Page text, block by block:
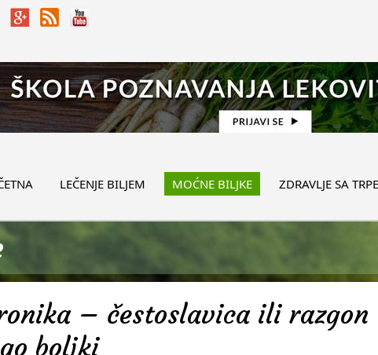
LEČENJE BILJEM MOĆNE BILJKE ZDRAVLJE SA
– čestoslavica ili razgon
boljki